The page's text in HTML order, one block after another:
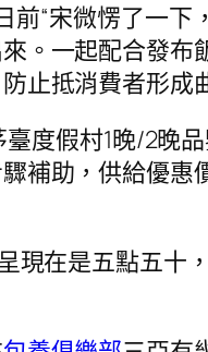
前“宋微愣了一下
。一起配合發布
止抵消費者形成
度假村1晚/2晚
補助，供給優
現在是五點五十